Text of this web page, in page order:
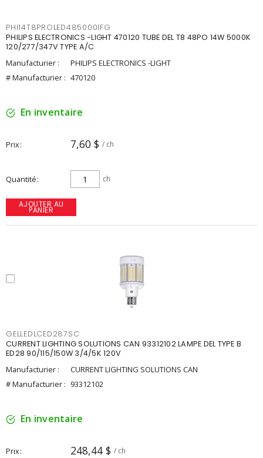
PHI14T8PROLED485000IFG
PHILIPS ELECTRONICS -LIGHT 470120 TUBE DEL T8 48PO 14W 5000K
120/277/347V TYPE A/C
Manufacturier :
PHILIPS ELECTRONICS -LIGHT
# Manufacturier : 470120
En inventaire
Prix 7,60 $ / ch
Quantité ch
AJOUTER AU
PANIER
GELLEDLCED287SC
CURRENT LIGHTING SOLUTIONS CAN 93312102 LAMPE DEL TYPE B
ED28 90/115/150W 3/4/5K 120V
Manufacturier :
CURRENT LIGHTING SOLUTIONS CAN
# Manufacturier : 93312102
En inventaire
Prix 248,44 $ / ch